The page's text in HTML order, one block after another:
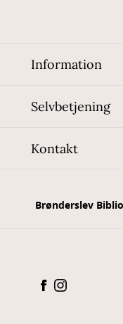
Information
Selvbetjening
Kontakt
Brønderslev